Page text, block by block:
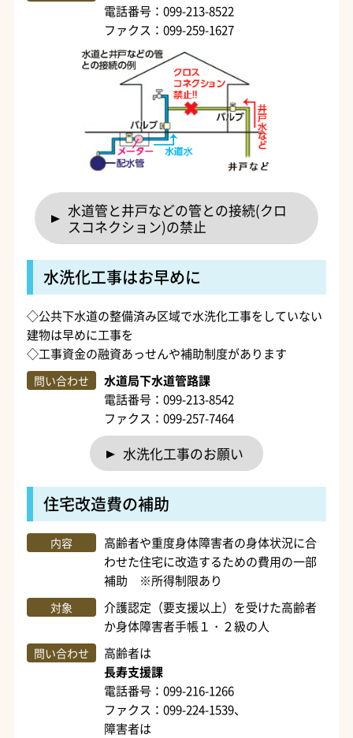
電話番号：099-213-8522
ファクス：099-259-1627
水道管と井戸などの管との接続(クロ
スコネクション)の禁止
水洗化工事はお早めに
◇公共下水道の整備済み区域で水洗化工事をしていない
建物は早めに工事を
◇工事資金の融資あっせんや補助制度があります
問い合わせ
水道局下水道管路課
電話番号：099-213-8542
ファクス：099-257-7464
水洗化工事のお願い
住宅改造費の補助
内容
高齢者や重度身体障害者の身体状況に合
わせた住宅に改造するための費用の一部
補助 ※所得制限あり
対象
介護認定（要支援以上）を受けた高齢者
か身体障害者手帳１・２級の人
問い合わせ
高齢者は
長寿支援課
電話番号：099-216-1266
ファクス：099-224-1539、
障害者は